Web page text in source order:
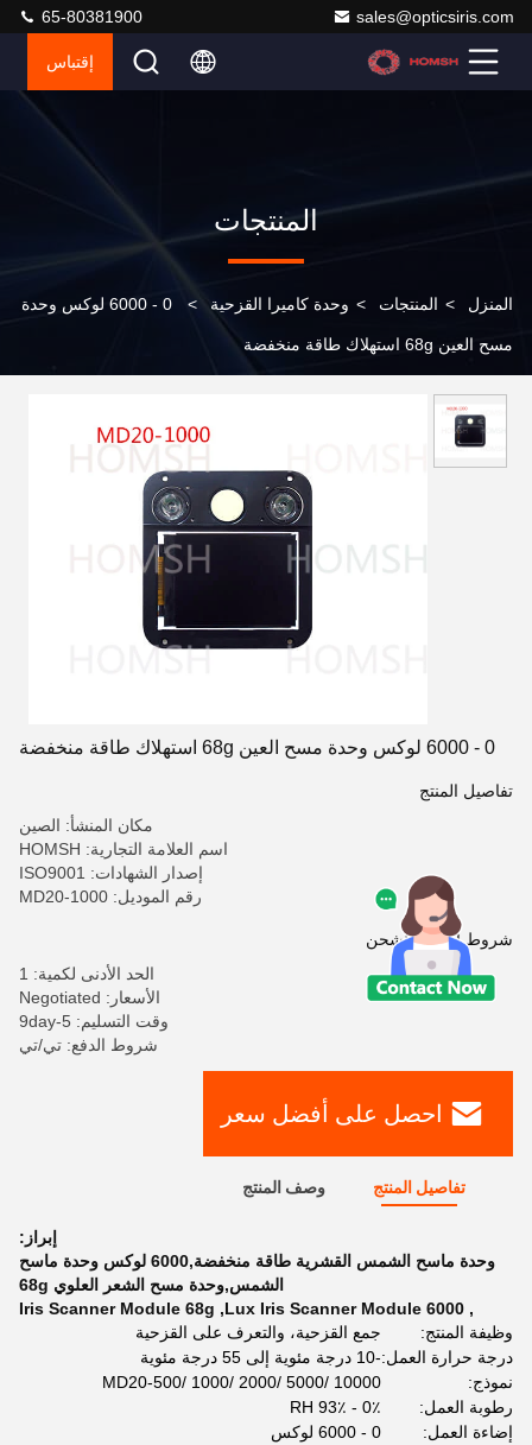
sales@opticsiris.com
65-80381900
إقتباس
المنتجات
المنزل > المنتجات > وحدة كاميرا القزحية > 0 - 6000 لوكس وحدة
مسح العين 68g استهلاك طاقة منخفضة
0 - 6000 لوكس وحدة مسح العين 68g استهلاك طاقة منخفضة
تفاصيل المنتج
مكان المنشأ: الصين
اسم العلامة التجارية: HOMSH
إصدار الشهادات: ISO9001
رقم الموديل: MD20-1000
شروط الدفع والشحن
الحد الأدنى لكمية: 1
الأسعار: Negotiated
وقت التسليم: 5-9day
شروط الدفع: تي/تي
احصل على أفضل سعر
تفاصيل المنتج وصف المنتج
إبراز:
وحدة ماسح الشمس القشرية طاقة منخفضة,6000 لوكس وحدة ماسح
الشمس,وحدة مسح الشعر العلوي 68g
,
6000 Lux Iris Scanner Module
,
Iris Scanner Module 68g
وظيفة المنتج:
جمع القزحية، والتعرف على القزحية
درجة حرارة العمل:-10 درجة مئوية إلى 55 درجة مئوية
نموذج:
MD20-500/ 1000/ 2000/ 5000/ 10000
رطوبة العمل:
0٪ - 93٪ RH
إضاءة العمل:
0 - 6000 لوكس